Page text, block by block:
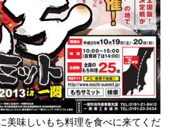
美味しいもち料理を食べに来てくだ